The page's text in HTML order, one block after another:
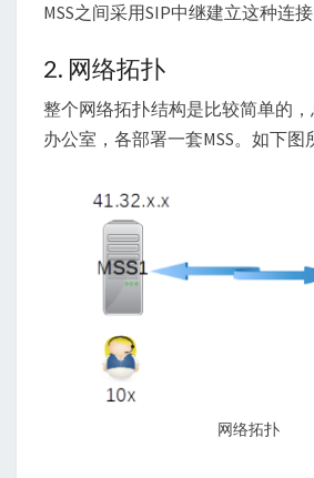
MSS之间采用SIP中继建立这种连接
2. 网络拓扑
整个网络拓扑结构是比较简单的
办公室，各部署一套MSS。如下图
网络拓扑